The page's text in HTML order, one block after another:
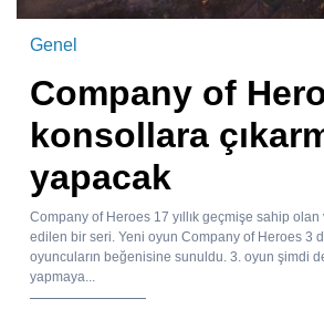
Genel
Company of
konsollara
yapacak
Company of Heroes 17 yıllık geçmişe sahip
edilen bir seri. Yeni oyun Company of Heroes 3
oyuncuların beğenisine sunuldu. 3. oyun şimdi
yapmaya...